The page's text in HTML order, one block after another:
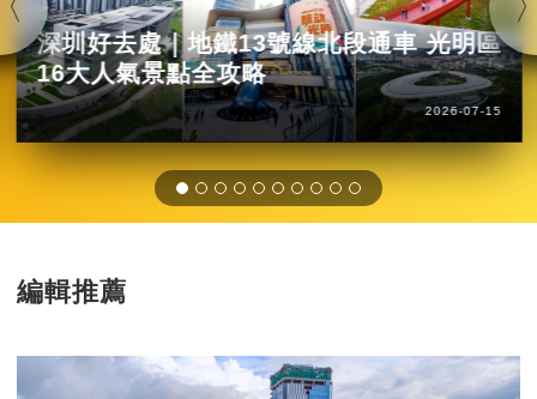
深圳好去處｜地鐵13號線北段通車 光明區
16大人氣景點全攻略
2026-07-15
編輯推薦